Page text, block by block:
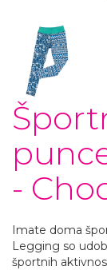
-
Imate doma
Legging so
športnih